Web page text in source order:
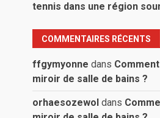
tennis dans une région
COMMENTAIRES RÉCENTS
ffgymyonne dans
miroir de salle de bains ?
orhaesozewol dans